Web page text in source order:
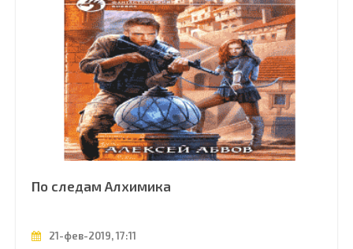
По следам Алхимика
21-фев-2019, 17:11